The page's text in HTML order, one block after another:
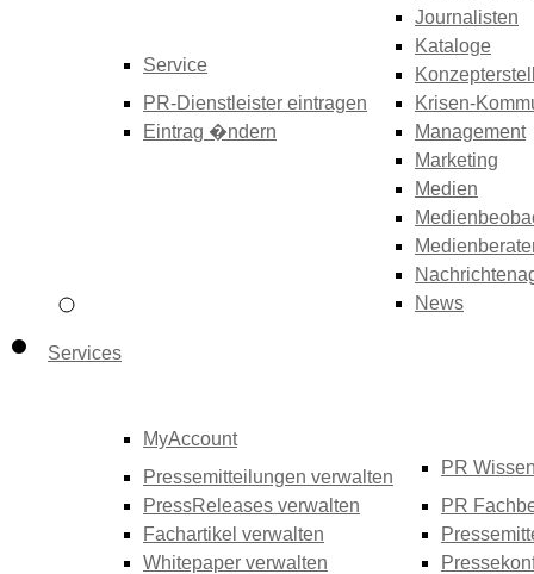
Service
PR-Dienstleister eintragen
Eintrag �ndern
Journalisten
Kataloge
Krisen-
Management
Marketing
Medien
News
Services
MyAccount
Pressemitteilungen verwalten
PressReleases verwalten
Fachartikel verwalten
Whitepaper verwalten
PR
PR